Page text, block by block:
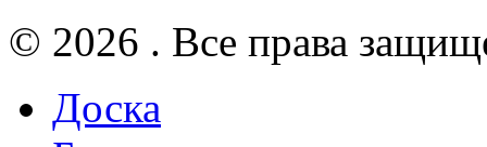
© 2026 . Все права
Доска